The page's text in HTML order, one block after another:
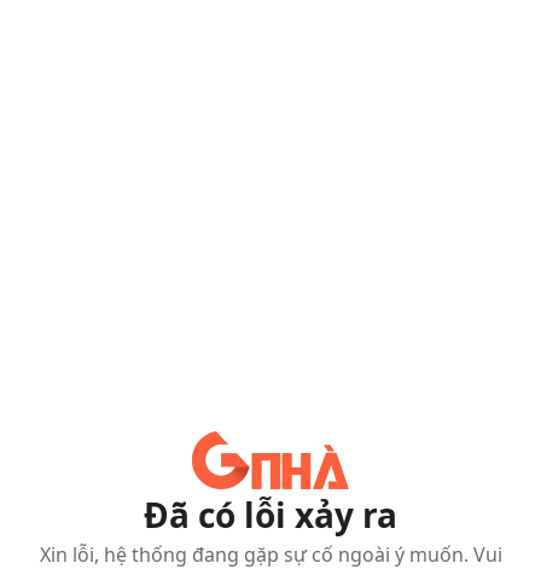
Đã có lỗi xảy ra
Xin lỗi, hệ thống đang gặp sự cố ngoài ý muốn. Vui